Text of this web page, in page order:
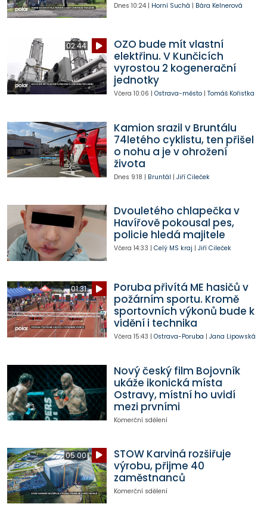
Dnes 10:24| Horní Suchá | Bára Kelnerová
02:44
OZO bude mít vlastní
elektřinu. V Kunčicích
vyrostou 2 kogenerační
jednotky
Včera 10:06 | Ostrava-město| Tomáš Kořistka
Kamion srazil v Bruntálu
74letého cyklistu, ten přišel
o nohu a je v ohrožení
života
Dnes 9:18 | Bruntál | Jiří Cileček
Dvouletého chlapečka v
Havířově pokousal pes,
policie hledá majitele
Včera 14:33 | Celý MS kraj | Jiří Cileček
01:31
Poruba přivítá ME hasičů v
požárním sportu. Kromě
sportovních výkonů bude k
vidění i technika
Včera 15:43 | Ostrava-Poruba | Jana Lipowská
Nový český film Bojovník
ukáže ikonická místa
Ostravy, místní ho uvidí
mezi prvními
Komerční sdělení
05:00
STOW Karviná rozšiřuje
výrobu, přijme 40
zaměstnanců
Komerční sdělení